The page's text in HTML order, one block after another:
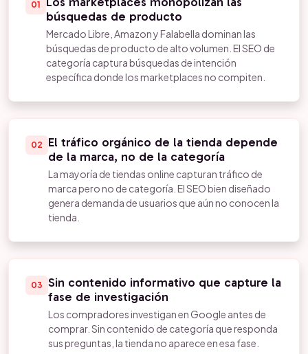
01
búsquedas de producto
Mercado Libre, Amazon y Falabella dominan las
búsquedas de producto de alto volumen. El SEO de
categoría captura búsquedas de intención
específica donde los marketplaces no compiten.
02
El tráfico orgánico de la tienda depende
de la marca, no de la categoría
La mayoría de tiendas online capturan tráfico de
marca pero no de categoría. El SEO bien diseñado
genera demanda de usuarios que aún no conocen la
tienda.
03 Sin contenido informativo que capture la
fase de investigación
Los compradores investigan en Google antes de
comprar. Sin contenido de categoría que responda
sus preguntas, la tienda no aparece en esa fase.